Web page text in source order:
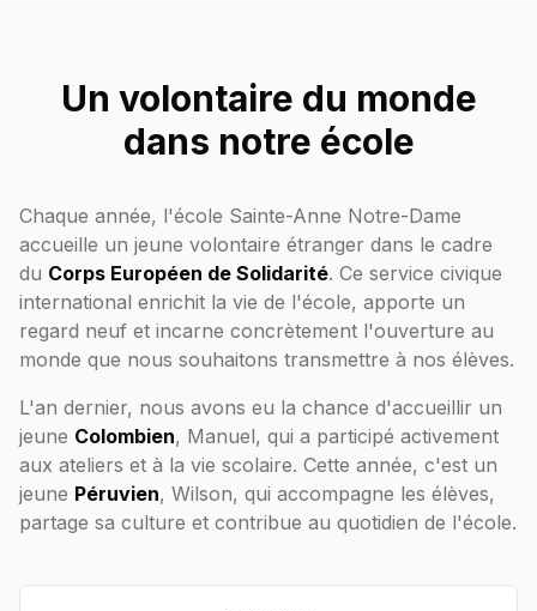
Un volontaire du monde
dans notre école
Chaque année, l'école Sainte-Anne Notre-Dame
accueille un jeune volontaire étranger dans le cadre
du Corps Européen de Solidarité. Ce service civique
international enrichit la vie de l'école, apporte un
regard neuf et incarne concrètement l'ouverture au
monde que nous souhaitons transmettre à nos élèves.
L'an dernier, nous avons eu la chance d'accueillir un
jeune Colombien, Manuel, qui a participé activement
aux ateliers et à la vie scolaire. Cette année, c'est un
jeune Péruvien, Wilson, qui accompagne les élèves,
partage sa culture et contribue au quotidien de l'école.